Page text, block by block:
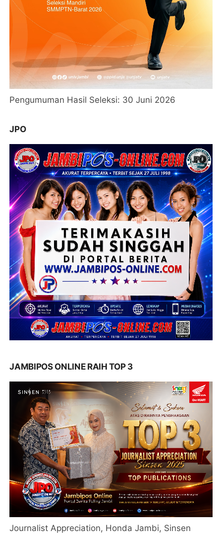
Pengumuman Hasil Seleksi: 30 Juni 2026
JPO
JAMBIPOS ONLINE RAIH TOP 3
Journalist Appreciation, Honda Jambi, Sinsen